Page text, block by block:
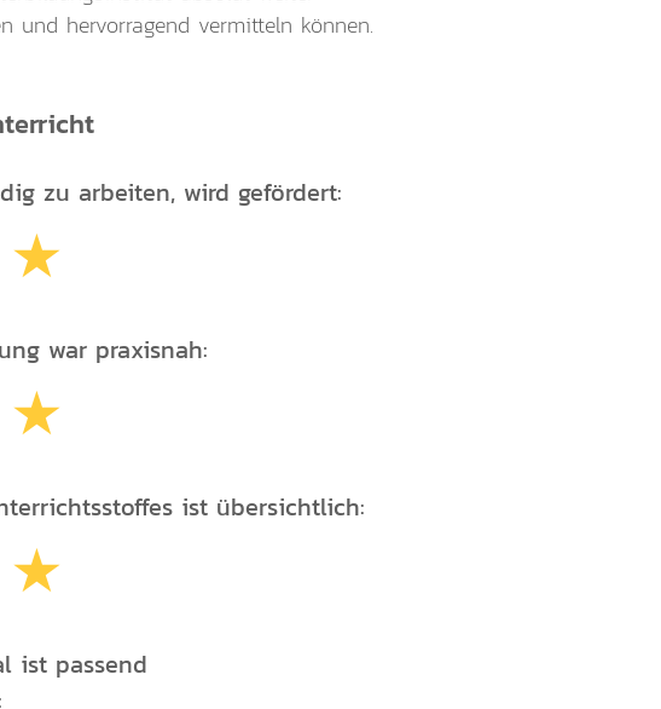
und hervorragend vermitteln können.
zu arbeiten, wird gefördert:
war praxisnah:
ist übersichtlich:
ist passend